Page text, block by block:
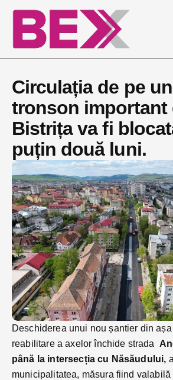
Circulația de pe
tronson important
Bistrița va fi
puțin două luni.
Deschiderea unui nou șantier din
reabilitare a axelor închide strada
până la intersecția cu Năsăudului,
municipalitatea, măsura fiind